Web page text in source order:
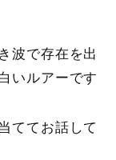
波で存在を出
いルアーです
ててお話して